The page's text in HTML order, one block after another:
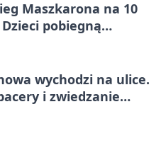
Maszkarona na 10
pobiegną
wychodzi na ulice.
i zwiedzanie